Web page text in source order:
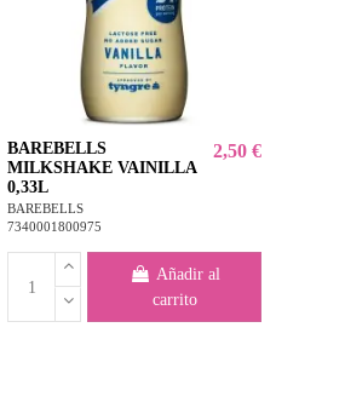
BAREBELLS
MILKSHAKE VAINILLA
0,33L
BAREBELLS
7340001800975
2,50 €
Añadir al
carrito